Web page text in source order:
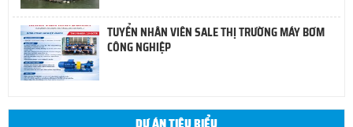
TUYỂN NHÂN VIÊN SALE THỊ TRƯỜNG MÁY BƠM
CÔNG NGHIỆP